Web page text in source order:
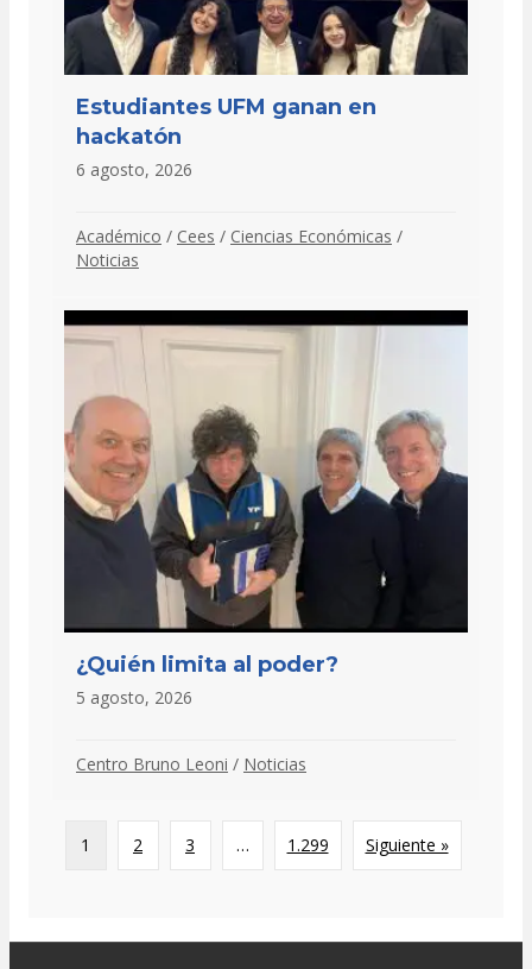
Estudiantes UFM ganan en
hackatón
6 agosto, 2026
Académico / Cees / Ciencias Económicas /
Noticias
¿Quién limita al poder?
5 agosto, 2026
Centro Bruno Leoni / Noticias
1 2 3 … 1.299 Siguiente »